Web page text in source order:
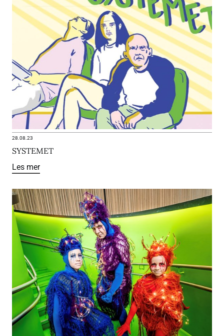
28.08.23
SYSTEMET
Les mer